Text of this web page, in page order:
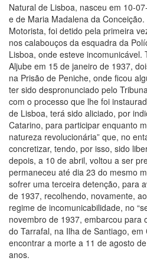
Natural de Lisboa, nasceu em 10-
e de Maria Madalena da Conceição.
Motorista, foi detido pela primeira
nos calabouços da esquadra da
Lisboa, onde esteve incomunicável.
Aljube em 15 de janeiro de 1937,
na Prisão de Peniche, onde ficou
ter sido despronunciado pelo
com o processo que lhe foi
de Lisboa, terá sido aliciado, por
Catarino, para participar enquanto
natureza revolucionária” que, no
concretizar, tendo, por isso, sido
depois, a 10 de abril, voltou a ser
permaneceu até dia 23 do mesmo
sofrer uma terceira detenção, para
de 1937, recolhendo, novamente,
regime de incomunicabilidade, no
novembro de 1937, embarcou para
do Tarrafal, na Ilha de Santiago, em
encontrar a morte a 11 de agosto
anos.